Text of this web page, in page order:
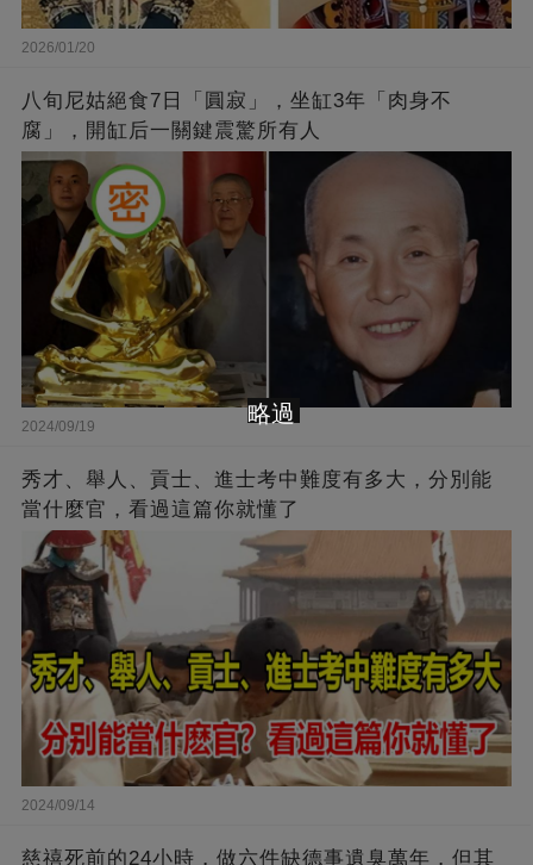
2026/01/20
八旬尼姑絕食7日「圓寂」，坐缸3年「肉身不
腐」，開缸后一關鍵震驚所有人
2024/09/19
秀才、舉人、貢士、進士考中難度有多大，分別能
當什麼官，看過這篇你就懂了
2024/09/14
慈禧死前的24小時，做六件缺德事遺臭萬年，但其
略過